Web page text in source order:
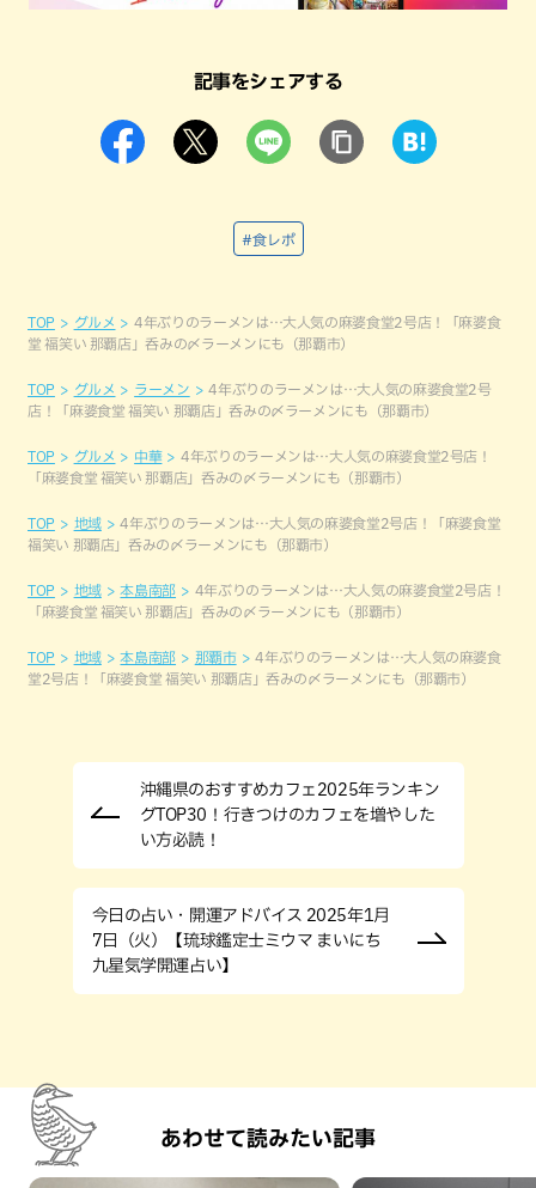
記事をシェアする
#食レポ
TOP グルメ
4年ぶりのラーメンは…大人気の麻婆食堂2号店！「麻婆食
堂 福笑い 那覇店」呑みの〆ラーメンにも（那覇市）
TOP グルメ ラーメン
4年ぶりのラーメンは…大人気の麻婆食堂2号
店！「麻婆食堂 福笑い 那覇店」呑みの〆ラーメンにも（那覇市）
TOP グルメ 中華
4年ぶりのラーメンは…大人気の麻婆食堂2号店！
「麻婆食堂 福笑い 那覇店」呑みの〆ラーメンにも（那覇市）
TOP 地域
4年ぶりのラーメンは…大人気の麻婆食堂2号店！「麻婆食堂
福笑い 那覇店」呑みの〆ラーメンにも（那覇市）
TOP 地域 本島南部
4年ぶりのラーメンは…大人気の麻婆食堂2号店！
「麻婆食堂 福笑い 那覇店」呑みの〆ラーメンにも（那覇市）
TOP 地域 本島南部 那覇市
4年ぶりのラーメンは…大人気の麻婆食
堂2号店！「麻婆食堂 福笑い 那覇店」呑みの〆ラーメンにも（那覇市）
沖縄県のおすすめカフェ2025年ランキン
グTOP30！行きつけのカフェを増やした
い方必読！
今日の占い・開運アドバイス 2025年1月
7日（火）【琉球鑑定士ミウマ まいにち
九星気学開運占い】
あわせて読みたい記事